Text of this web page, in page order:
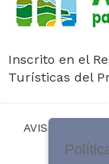
Inscrito en el
Turísticas del
AVISO LEGAL